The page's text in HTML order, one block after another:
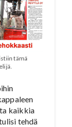
tämä
kaikkia
tehdä